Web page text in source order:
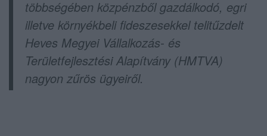
többségében közpénzből gazdálkodó, egri
illetve környékbeli fideszesekkel telitűzdelt
Heves Megyei Vállalkozás- és
Területfejlesztési Alapítvány (HMTVA)
nagyon zűrös ügyeiről.